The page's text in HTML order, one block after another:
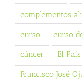
complementos
curso curso
cáncer El País
Francisco José